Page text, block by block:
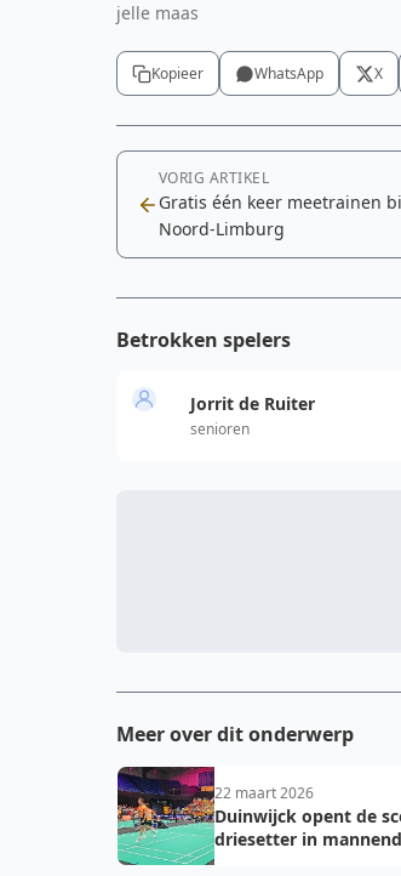
jelle maas
Kopieer WhatsApp X
VORIG ARTIKEL
Gratis één keer meetrainen
Noord-Limburg
Betrokken spelers
Jorrit de Ruiter
senioren
Meer over dit onderwerp
22 maart 2026
Duinwijck opent de
driesetter in